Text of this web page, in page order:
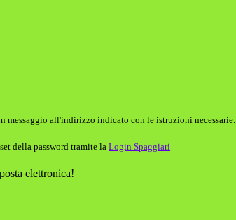
messaggio all'indirizzo indicato con le istruzioni necessarie.
della password tramite la Login Spaggiari
elettronica!